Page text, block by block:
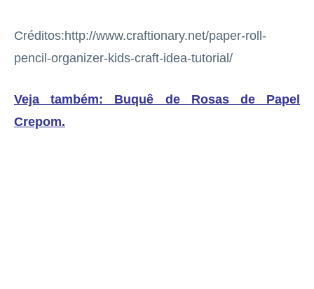
Créditos:http://www.craftionary.net/paper-roll-
pencil-organizer-kids-craft-idea-tutorial/
Veja também: Buquê de Rosas de Papel
Crepom.